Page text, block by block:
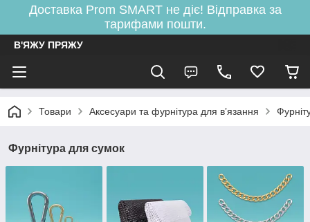
Доставка Prom SMART не діє! Відправка за
тарифами пошти.
В'ЯЖУ ПРЯЖУ
Товари Аксесуари та фурнітура для вʼязання
Фурнітура для сумок